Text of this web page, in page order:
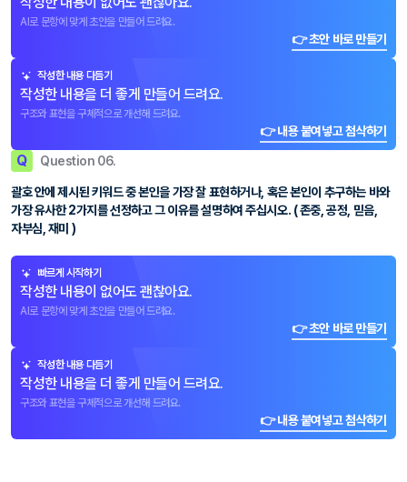
AI로 문항에 맞게 초안을 만들어 드려요.
👉 초안 바로 만들기
작성한 내용 다듬기
작성한 내용을 더 좋게 만들어 드려요.
구조와 표현을 구체적으로 개선해 드려요.
👉 내용 붙여넣고 첨삭하기
Q Question 06.
괄호 안에 제시된 키워드 중 본인을 가장 잘 표현하거나, 혹은 본인이 추구하는 바와
가장 유사한 2가지를 선정하고 그 이유를 설명하여 주십시오. ( 존중, 공정, 믿음,
자부심, 재미 )
빠르게 시작하기
작성한 내용이 없어도 괜찮아요.
AI로 문항에 맞게 초안을 만들어 드려요.
👉 초안 바로 만들기
작성한 내용 다듬기
작성한 내용을 더 좋게 만들어 드려요.
구조와 표현을 구체적으로 개선해 드려요.
👉 내용 붙여넣고 첨삭하기